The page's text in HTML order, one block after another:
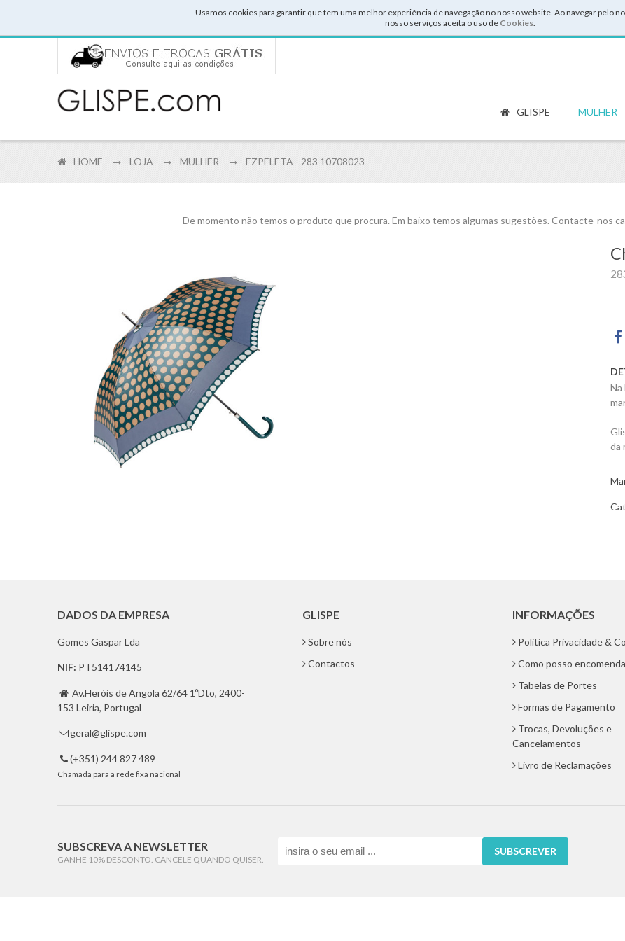
Usamos cookies para garantir que tem uma melhor experiência de navegação no nosso website. Ao navegar pelo
nosso serviços aceita o uso de Cookies.
GLISPE MULHER
HOME LOJA MULHER EZPELETA - 283 10708023
De momento não temos o produto que procura. Em baixo temos algumas sugestões. Contacte-nos
Na
da
DADOS DA EMPRESA
Gomes Gaspar Lda
NIF: PT514174145
 Av.Heróis de Angola 62/64 1ºDto, 2400-
153 Leiria, Portugal
 geral@glispe.com
 (+351) 244 827 489
Chamada para a rede fixa nacional
GLISPE
Sobre nós
Contactos
INFORMAÇÕES
Politica Privacidade &
Como posso
Tabelas de Portes
Formas de Pagamento
Trocas, Devoluções e
Cancelamentos
Livro de Reclamações
SUBSCREVA A NEWSLETTER
GANHE 10% DESCONTO. CANCELE QUANDO QUISER.
SUBSCREVER